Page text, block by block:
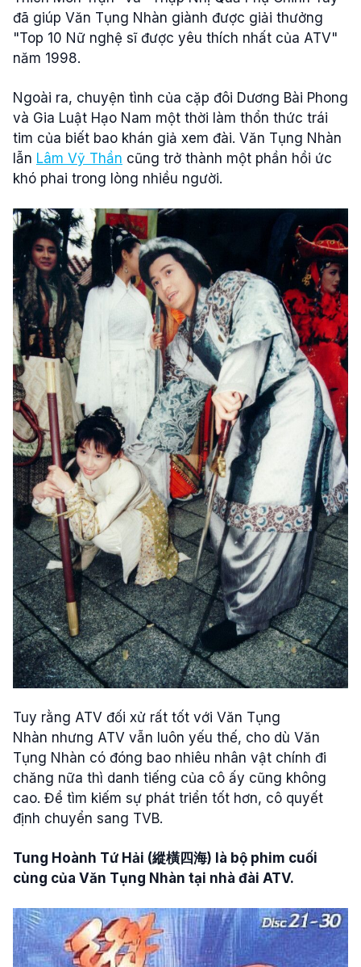
đã giúp Văn Tụng Nhàn giành được giải thưởng
"Top 10 Nữ nghệ sĩ được yêu thích nhất của ATV"
năm 1998.
Ngoài ra, chuyện tình của cặp đôi Dương Bài Phong
và Gia Luật Hạo Nam một thời làm thổn thức trái
tim của biết bao khán giả xem đài. Văn Tụng Nhàn
lẫn Lâm Vỹ Thần cũng trở thành một phần hồi ức
khó phai trong lòng nhiều người.
Tuy rằng ATV đối xử rất tốt với Văn Tụng
Nhàn nhưng ATV vẫn luôn yếu thế, cho dù Văn
Tụng Nhàn có đóng bao nhiêu nhân vật chính đi
chăng nữa thì danh tiếng của cô ấy cũng không
cao. Để tìm kiếm sự phát triển tốt hơn, cô quyết
định chuyển sang TVB.
Tung Hoành Tứ Hải (縱橫四海) là bộ phim cuối
cùng của Văn Tụng Nhàn tại nhà đài ATV.